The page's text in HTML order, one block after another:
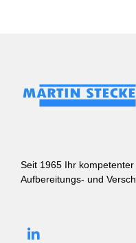
Seit 1965 Ihr kompetenter
Aufbereitungs- und